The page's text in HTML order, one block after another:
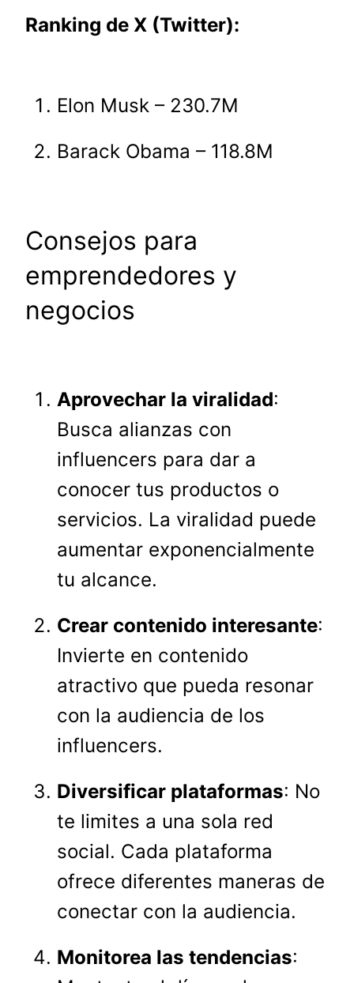
Ranking de X (Twitter):
Elon Musk – 230.7M
Barack Obama – 118.8M
Consejos para
emprendedores y
negocios
Aprovechar la viralidad:
Busca alianzas con
influencers para dar a
conocer tus productos o
servicios. La viralidad puede
aumentar exponencialmente
tu alcance.
Crear contenido interesante:
Invierte en contenido
atractivo que pueda resonar
con la audiencia de los
influencers.
Diversificar plataformas: No
te limites a una sola red
social. Cada plataforma
ofrece diferentes maneras de
conectar con la audiencia.
Monitorea las tendencias: